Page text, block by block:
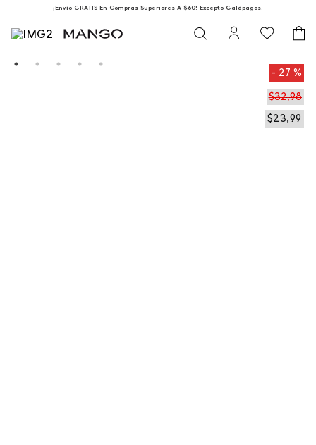
¡Envío GRATIS En Compras Superiores A $60! Excepto Galápagos.
27 %
$32,98
$23,99